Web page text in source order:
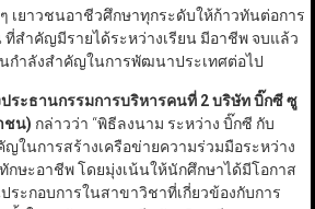
เยาวชนอาชีวศึกษาทุกระดับให้ก้าวทันต่อการ
สำคัญมีรายได้ระหว่างเรียน มีอาชีพ จบแล้ว
กำลังสำคัญในการพัฒนาประเทศต่อไป
ประธานกรรมการบริหารคนที่ 2 บริษัท บิ๊กซี ซู
ชน) กล่าวว่า “พิธีลงนาม ระหว่าง บิ๊กซี กับ
ในการสร้างเครือข่ายความร่วมมือระหว่าง
ษะอาชีพ โดยมุ่งเน้นให้นักศึกษาได้มีโอกาส
ระกอบการในสาขาวิชาที่เกี่ยวข้องกับการ